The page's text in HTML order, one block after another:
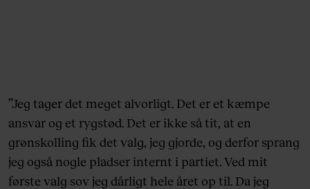
”Jeg tager det meget alvorligt. Det er et kæmpe
ansvar og et rygstød. Det er ikke så tit, at en
grønskolling fik det valg, jeg gjorde, og derfor sprang
jeg også nogle pladser internt i partiet. Ved mit
første valg sov jeg dårligt hele året op til. Da jeg